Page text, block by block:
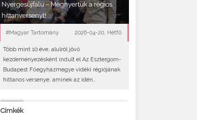
Nyergesújfalu – Megnyertük a régiós
hittanversenyt!
#Magyar Tartomány 2026-04-20, Hétfő
Több mint 10 éve, alulról jövő
kezdeményezésként indult el Az Esztergom-
Budapest Főegyházmegye vidéki régiójának
hittanos versenye, aminek az idén..
Címkék